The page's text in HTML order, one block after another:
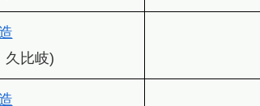
久比岐)